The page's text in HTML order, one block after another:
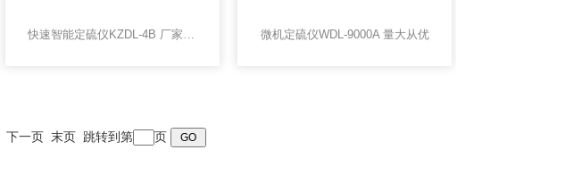
快速智能定硫仪KZDL-4B 厂家供应 微机定硫仪WDL-9000A 量大从优
下一页 末页 跳转到第 页